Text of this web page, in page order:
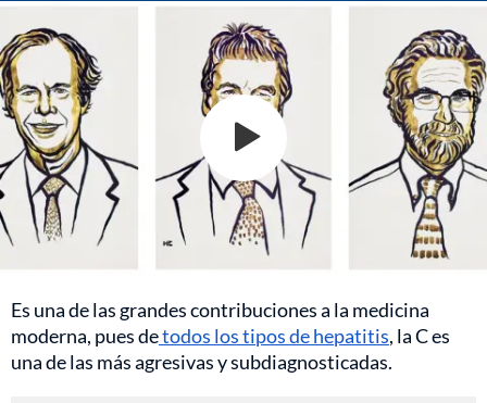
Es una de las grandes contribuciones a la medicina
moderna, pues detodos los tipos de hepatitis, la C es
una de las más agresivas y subdiagnosticadas.